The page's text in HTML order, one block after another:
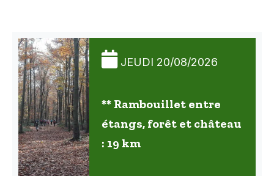
JEUDI 20/08/2026
** Rambouillet entre
étangs, forêt et château
: 19 km